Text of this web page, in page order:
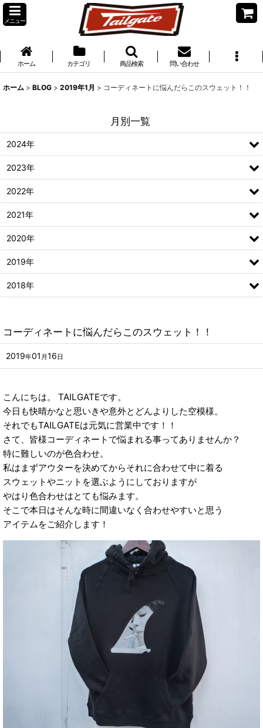
メニュー
ホーム カテゴリ 商品検索 問い合わせ
ホーム > BLOG > 2019年1月 > コーディネートに悩んだらこのスウェット！！
コーディネートに悩んだらこのスウェット！！
2019年01 月 16 日
こんにちは。 TAILGATEです。
今日も快晴かなと思いきや意外とどんよりした空模様。
それでもTAILGATEは元気に営業中です！！
さて、皆様コーディネートで悩まれる事ってありませんか？
特に難しいのが色合わせ。
私はまずアウターを決めてからそれに合わせて中に着る
スウェットやニットを選ぶようにしておりますが
やはり色合わせはとても悩みます。
そこで本日はそんな時に間違いなく合わせやすいと思う
アイテムをご紹介します！
月別一覧
2024年
2023年
2022年
2021年
2020年
2019年
2018年